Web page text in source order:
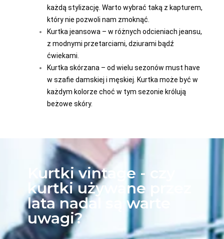
każdą stylizację. Warto wybrać taką z kapturem,
który nie pozwoli nam zmoknąć.
Kurtka jeansowa – w różnych odcieniach jeansu,
z modnymi przetarciami, dziurami bądź
ćwiekami.
Kurtka skórzana – od wielu sezonów must have
w szafie damskiej i męskiej. Kurtka może być w
każdym kolorze choć w tym sezonie królują
beżowe skóry.
Kurtki vintage - czy
kurtki używane przez
lata nadal są warte
uwagi?